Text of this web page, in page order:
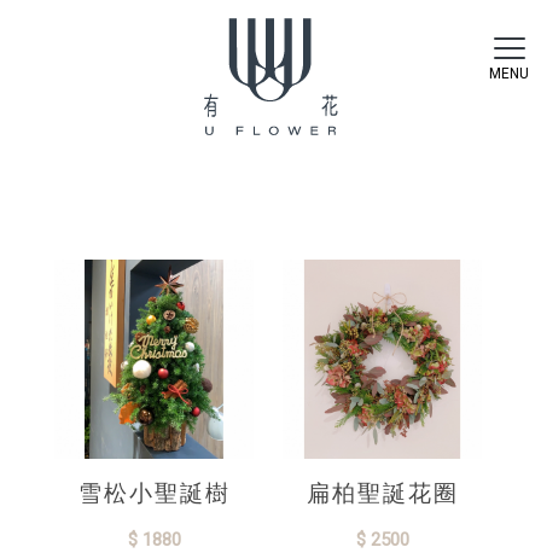
雪松小聖誕樹
$ 1880
扁柏聖誕花圈
$ 2500